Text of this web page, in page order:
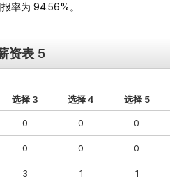
率为 94.56%。
资表 5
选择 3 选择 4 选择 5
0 0 0
0 0 0
3 1 1